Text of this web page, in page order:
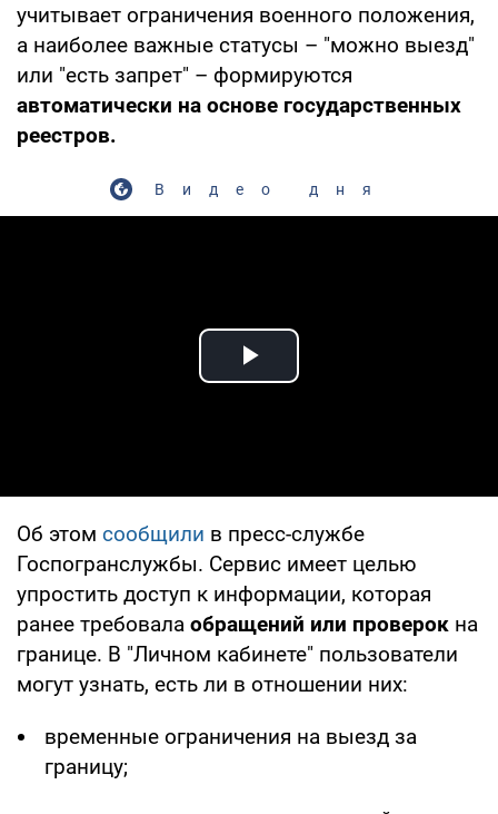
учитывает ограничения военного положения,
а наиболее важные статусы – "можно выезд"
или "есть запрет" – формируются
автоматически на основе государственных
реестров.
Видео дня
Play Video
Об этом сообщили в пресс-службе
Госпогранслужбы. Сервис имеет целью
упростить доступ к информации, которая
ранее требовала обращений или проверок на
границе. В "Личном кабинете" пользователи
могут узнать, есть ли в отношении них:
временные ограничения на выезд за
границу;